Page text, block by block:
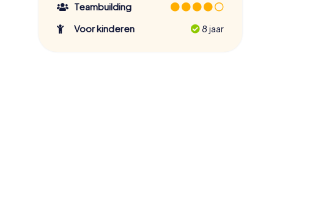
Teambuilding
Voor kinderen
8 jaar